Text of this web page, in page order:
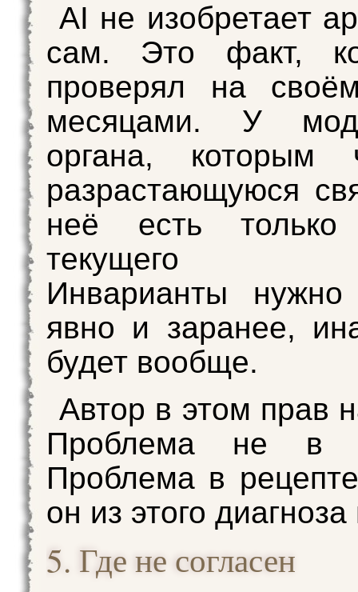
AI не изобретает
сам. Это факт,
проверял на
месяцами. У
органа, которым
разрастающуюся
неё есть только
текущего
Инварианты нужно
явно и заранее,
будет вообще.
Автор в этом прав
Проблема не в
Проблема в
он из этого
5. Где не согласен